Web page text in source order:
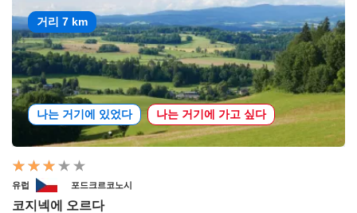
거리 7 km
나는 거기에 있었다 나는 거기에 가고 싶다
유럽 포드크르코노시
코지넥에 오르다